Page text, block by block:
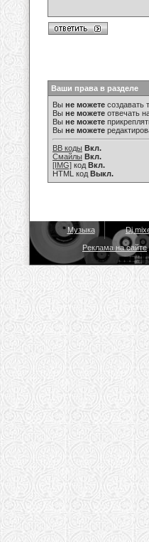
Ваши права в разделе
Вы не можете создавать
Вы не можете отвечать
Вы не можете
Вы не можете
BB коды Вкл.
Смайлы Вкл.
[IMG] код Вкл.
HTML код Выкл.
Музыка Dj
Реклама на сайте